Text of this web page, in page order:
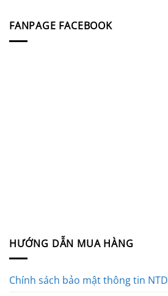
FANPAGE FACEBOOK
HƯỚNG DẪN MUA HÀNG
Chính sách bảo mật thông tin NTD